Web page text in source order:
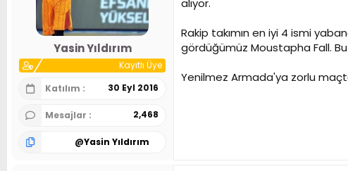
h
i
Yasin Yıldırım
Kayıtlı Üye
Katılım
30 Eyl 2016
Mesajlar 2,468
@Yasin Yıldırım
alıyor.
Rakip takımın en iyi 4 ismi
gördüğümüz Moustapha Fall.
Yenilmez Armada'ya zorlu